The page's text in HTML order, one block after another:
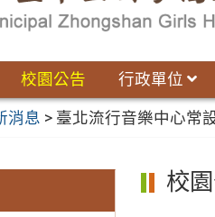
校園公告 行政單位
消息 > 臺北流行音樂中心常
校